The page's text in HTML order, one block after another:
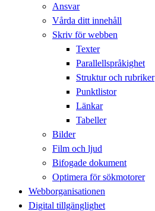
Ansvar
Vårda ditt innehåll
Skriv för webben
Texter
Parallellspråkighet
Struktur och rubriker
Punktlistor
Länkar
Tabeller
Bilder
Film och ljud
Bifogade dokument
Optimera för sökmotorer
Webborganisationen
Digital tillgänglighet